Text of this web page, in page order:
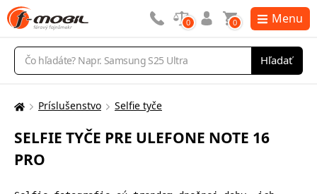
Vyhľadávanie
Hľadať
0 0 Menu
Tu
nachádzate:
Príslušenstvo Selfie tyče
SELFIE TYČE PRE ULEFONE NOTE 16
PRO